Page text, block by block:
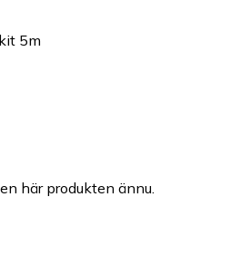
5m
här produkten ännu.